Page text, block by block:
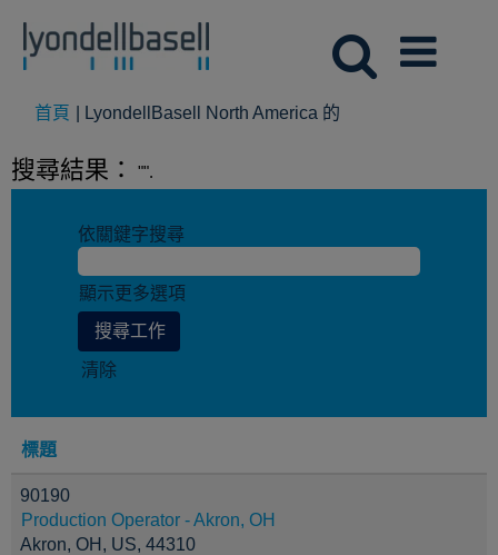
首頁 LyondellBasell North America 的
面)
搜尋結果： "".
依關鍵字搜尋
顯示更多選項
清除
標題
90190
Production Operator - Akron, OH
Akron, OH, US, 44310